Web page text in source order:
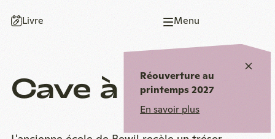
Vers
Vers
Vers
Vers
la
page
Livre Menu
page
d'accueil
Réouverture au
printemps 2027
En savoir plus
Cave à vin